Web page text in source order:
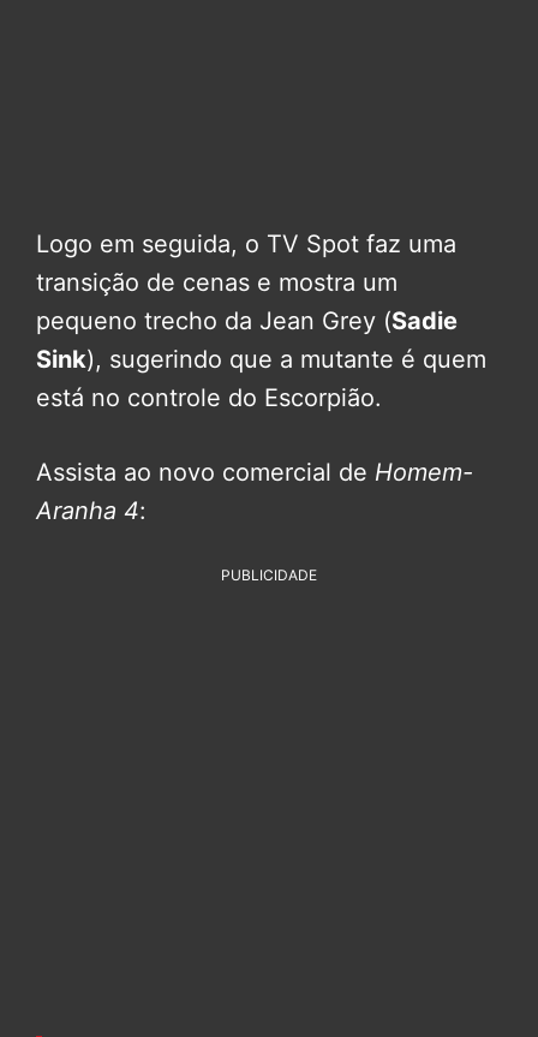
Logo em seguida, o TV Spot faz uma
transição de cenas e mostra um
pequeno trecho da Jean Grey (Sadie
Sink), sugerindo que a mutante é quem
está no controle do Escorpião.
Assista ao novo comercial de Homem-
Aranha 4:
PUBLICIDADE